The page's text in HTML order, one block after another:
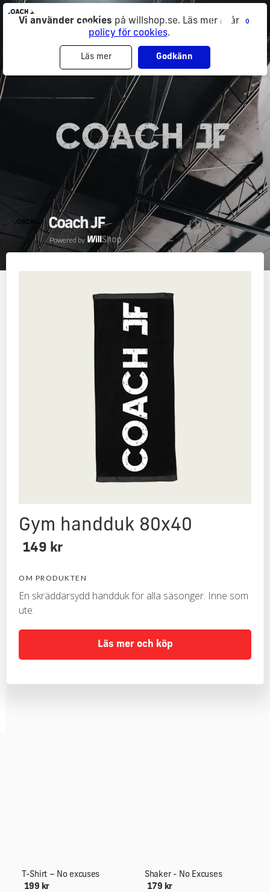
Vi använder cookies på willshop.se. Läs mer i vår
policy för cookies.
Läs mer Godkänn
Coach JF
Powered by
0
Coach JF
Powered by
Gym handduk 80x40
149 kr
OM PRODUKTEN
En skräddarsydd handduk för alla säsonger. Inne som
ute.
Läs mer och köp
T-Shirt – No excuses
199 kr
Shaker - No Excuses
179 kr